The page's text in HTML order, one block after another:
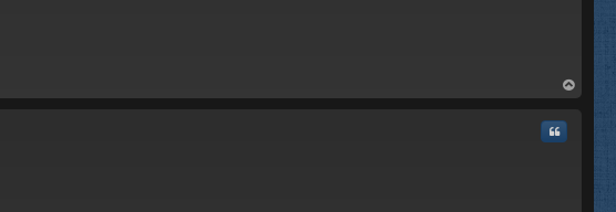
rri
ba
Citar